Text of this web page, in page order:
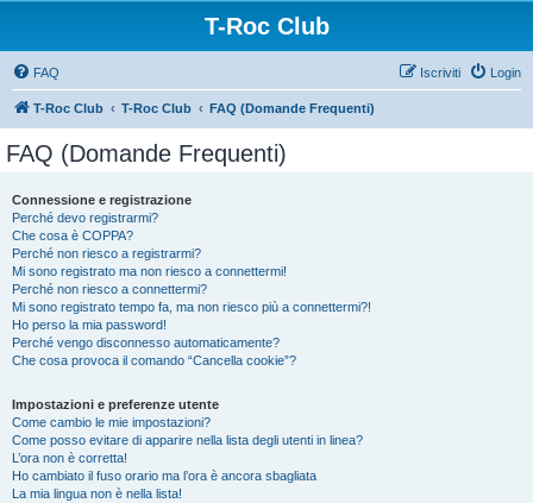
T-Roc Club
FAQ Login
Iscriviti
T-Roc Club T-Roc Club FAQ (Domande Frequenti)
FAQ (Domande Frequenti)
Connessione e registrazione
Perché devo registrarmi?
Che cosa è COPPA?
Perché non riesco a registrarmi?
Mi sono registrato ma non riesco a connettermi!
Perché non riesco a connettermi?
Mi sono registrato tempo fa, ma non riesco più a connettermi?!
Ho perso la mia password!
Perché vengo disconnesso automaticamente?
Che cosa provoca il comando “Cancella cookie”?
Impostazioni e preferenze utente
Come cambio le mie impostazioni?
Come posso evitare di apparire nella lista degli utenti in linea?
L’ora non è corretta!
Ho cambiato il fuso orario ma l’ora è ancora sbagliata
La mia lingua non è nella lista!